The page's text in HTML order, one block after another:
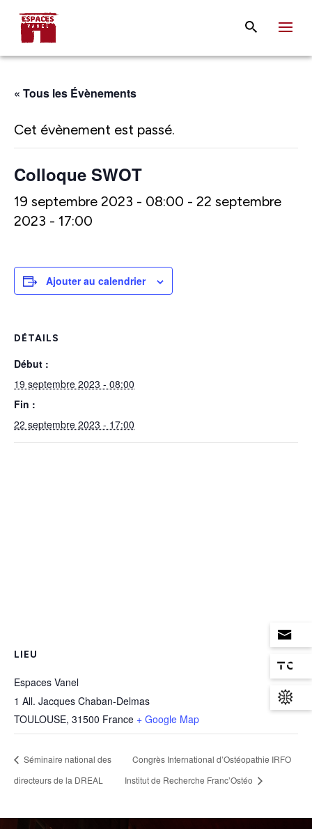
« Tous les Évènements
Cet évènement est passé.
Colloque SWOT
19 septembre 2023 - 08:00 - 22 septembre
2023 - 17:00
Ajouter au calendrier
DÉTAILS
Début :
19 septembre 2023 - 08:00
Fin :
22 septembre 2023 - 17:00
LIEU
Espaces Vanel
1 All. Jacques Chaban-Delmas
TOULOUSE, 31500 France + Google Map
Séminaire national des
directeurs de la DREAL
Congrès International d’Ostéopathie IRFO
Institut de Recherche Franc’Ostéo